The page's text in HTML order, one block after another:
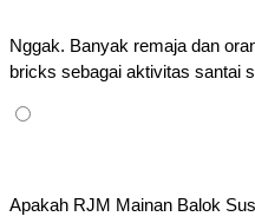
Nggak. Banyak remaja dan
bricks sebagai aktivitas santai
Apakah RJM Mainan Balok